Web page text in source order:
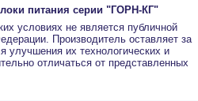
питания серии "ГОРН-КГ"
условиях не является публичной
Производитель оставляет за
улучшения их технологических и
отличаться от представленных